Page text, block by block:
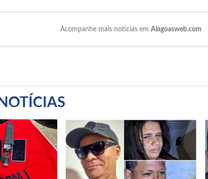
Acompanhe mais notícias em Alagoasweb.com